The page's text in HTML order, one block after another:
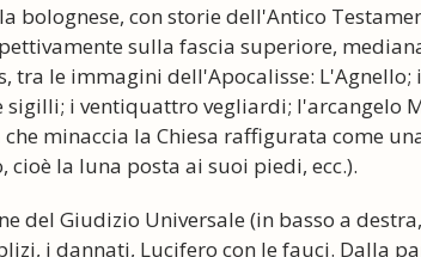
bolognese, con storie dell'Antico
sulla fascia superiore,
tra le immagini dell'Apocalisse:
i ventiquattro vegliardi; l'arcangelo
minaccia la Chiesa raffigurata come
la luna posta ai suoi piedi, ecc.).
del Giudizio Universale (in basso a
i dannati, Lucifero con le fauci. Dalla